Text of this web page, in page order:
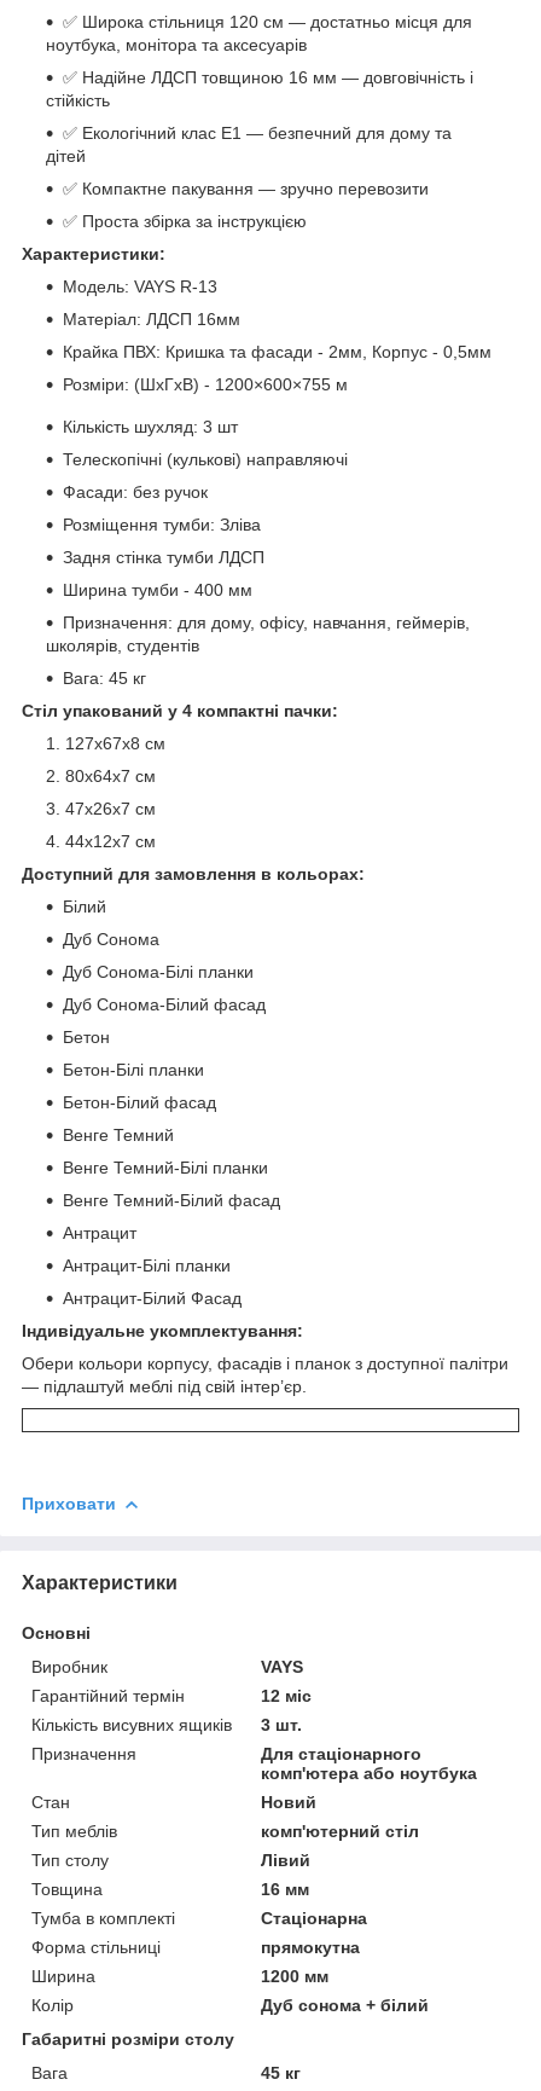
✅ Широка стільниця 120 см — достатньо місця для
ноутбука, монітора та аксесуарів
✅ Надійне ЛДСП товщиною 16 мм — довговічність і
стійкість
✅ Екологічний клас Е1 — безпечний для дому та
дітей
✅ Компактне пакування — зручно перевозити
✅ Проста збірка за інструкцією
Характеристики:
Модель: VAYS R-13
Матеріал: ЛДСП 16мм
Крайка ПВХ: Кришка та фасади - 2мм, Корпус - 0,5мм
Розміри: (ШхГхВ) - 1200×600×755 м
Кількість шухляд: 3 шт
Телескопічні (кулькові) направляючі
Фасади: без ручок
Розміщення тумби: Зліва
Задня стінка тумби ЛДСП
Ширина тумби - 400 мм
Призначення: для дому, офісу, навчання, геймерів,
школярів, студентів
Вага: 45 кг
Стіл упакований у 4 компактні пачки:
127х67х8 см
80х64х7 см
47х26х7 см
44х12х7 см
Доступний для замовлення в кольорах:
Білий
Дуб Сонома
Дуб Сонома-Білі планки
Дуб Сонома-Білий фасад
Бетон
Бетон-Білі планки
Бетон-Білий фасад
Венге Темний
Венге Темний-Білі планки
Венге Темний-Білий фасад
Антрацит
Антрацит-Білі планки
Антрацит-Білий Фасад
Індивідуальне укомплектування:
Обери кольори корпусу, фасадів і планок з доступної палітри
— підлаштуй меблі під свій інтер’єр.
Приховати
Характеристики
Основні
Виробник
VAYS
Гарантійний термін
12 міс
Кількість висувних ящиків
3 шт.
Призначення
Для стаціонарного
комп'ютера або ноутбука
Стан
Новий
Тип меблів
комп'ютерний стіл
Тип столу
Лівий
Товщина
16 мм
Тумба в комплекті
Стаціонарна
Форма стільниці
прямокутна
Ширина
1200 мм
Колір
Дуб сонома + білий
Габаритні розміри столу
Вага
45 кг